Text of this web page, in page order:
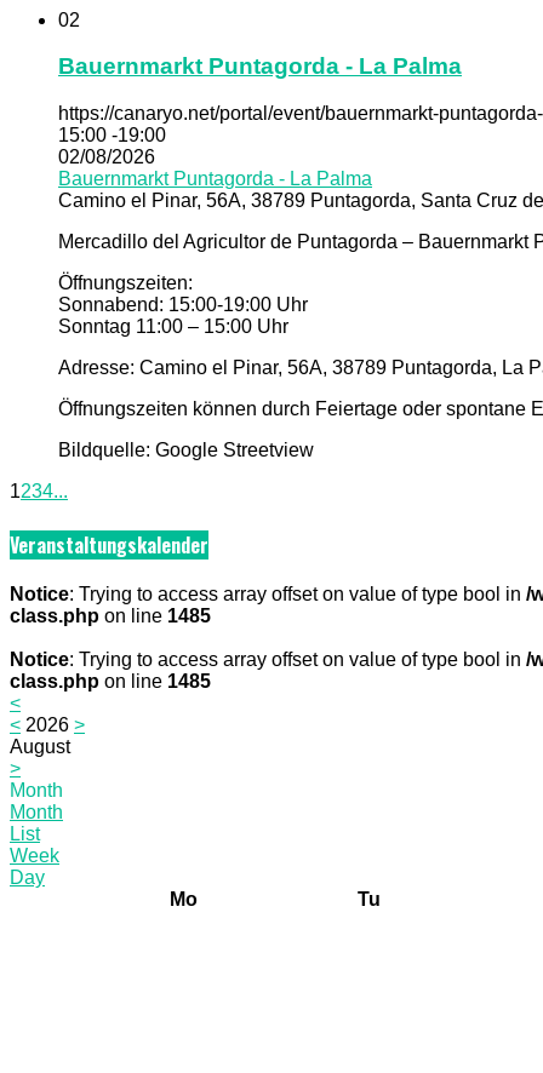
02
Bauernmarkt Puntagorda - La Palma
https://canaryo.net/portal/event/bauernmarkt-
15:00 -19:00
02/08/2026
Bauernmarkt Puntagorda - La Palma
Camino el Pinar, 56A, 38789 Puntagorda, Santa Cruz
Mercadillo del Agricultor de Puntagorda – Bauernmarkt
Öffnungszeiten:
Sonnabend: 15:00-19:00 Uhr
Sonntag 11:00 – 15:00 Uhr
Adresse: Camino el Pinar, 56A, 38789 Puntagorda, La
Öffnungszeiten können durch Feiertage oder spontane
Bildquelle: Google Streetview
1234...
Veranstaltungskalender
Notice: Trying to access array offset on value of type bool in /
class.php on line 1485
Notice: Trying to access array offset on value of type bool in /
class.php on line 1485
<
< 2026 >
August
>
Month
Month
List
Week
Day
Mo
Tu